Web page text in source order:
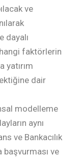
ve
dayalı
faktörlerin
yatırım
dair
modelleme
aynı
ve Bankacılık
ve